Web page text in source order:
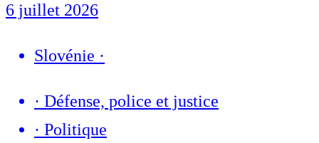
6 juillet 2026
Slovénie ·
· Défense, police et justice
· Politique